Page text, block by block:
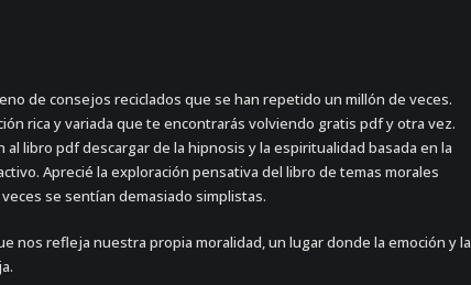
de consejos reciclados que se han repetido un millón de veces.
rica y variada que te encontrarás volviendo gratis pdf y otra vez.
libro pdf descargar de la hipnosis y la espiritualidad basada en la
Aprecié la exploración pensativa del libro de temas morales
se sentían demasiado simplistas.
nos refleja nuestra propia moralidad, un lugar donde la emoción y la